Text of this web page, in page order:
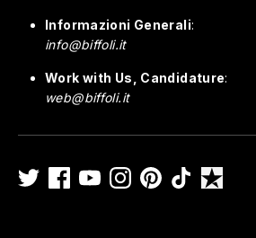
Informazioni Generali:
info@biffoli.it
Work with Us, Candidature:
web@biffoli.it